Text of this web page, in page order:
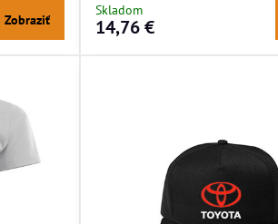
Zobraziť
Skladom
14,76 €